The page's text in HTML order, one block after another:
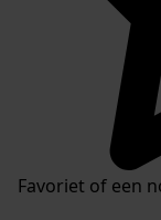
Favoriet of een